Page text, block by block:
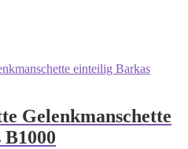
Gelenkmanschette